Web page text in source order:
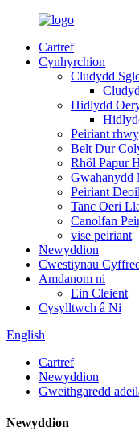
Cartref
Cynhyrchion
Cludydd
Hidlydd
Peiriant
Belt Dur
Rhôl Papur
Gwahanydd
Peiriant
Tanc Oeri
Canolfan
vise peiriant
Newyddion
Cwestiynau
Amdanom ni
Ein Cleient
Cysylltwch â Ni
English
Cartref
Newyddion
Gweithgaredd
Newyddion